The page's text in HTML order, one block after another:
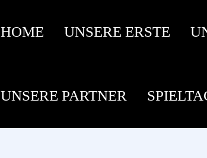
HOME UNSERE ERSTE
UNSERE PARTNER